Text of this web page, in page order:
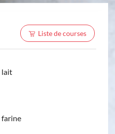
Liste de courses
lait
farine